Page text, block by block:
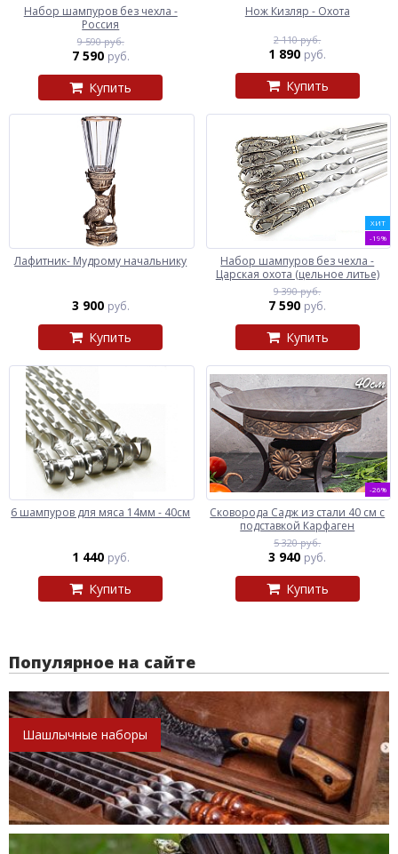
Набор шампуров без чехла -
Россия
9 590 руб.
7 590 руб.
Купить
Нож Кизляр - Охота
2 110 руб.
1 890 руб.
Купить
Лафитник- Мудрому начальнику
3 900 руб.
Купить
ХИТ
-19%
Набор шампуров без чехла -
Царская охота (цельное литье)
9 390 руб.
7 590 руб.
Купить
6 шампуров для мяса 14мм - 40см
1 440 руб.
Купить
-26%
Сковорода Садж из стали 40 см с
подставкой Карфаген
5 320 руб.
3 940 руб.
Купить
Популярное на сайте
Шашлычные наборы